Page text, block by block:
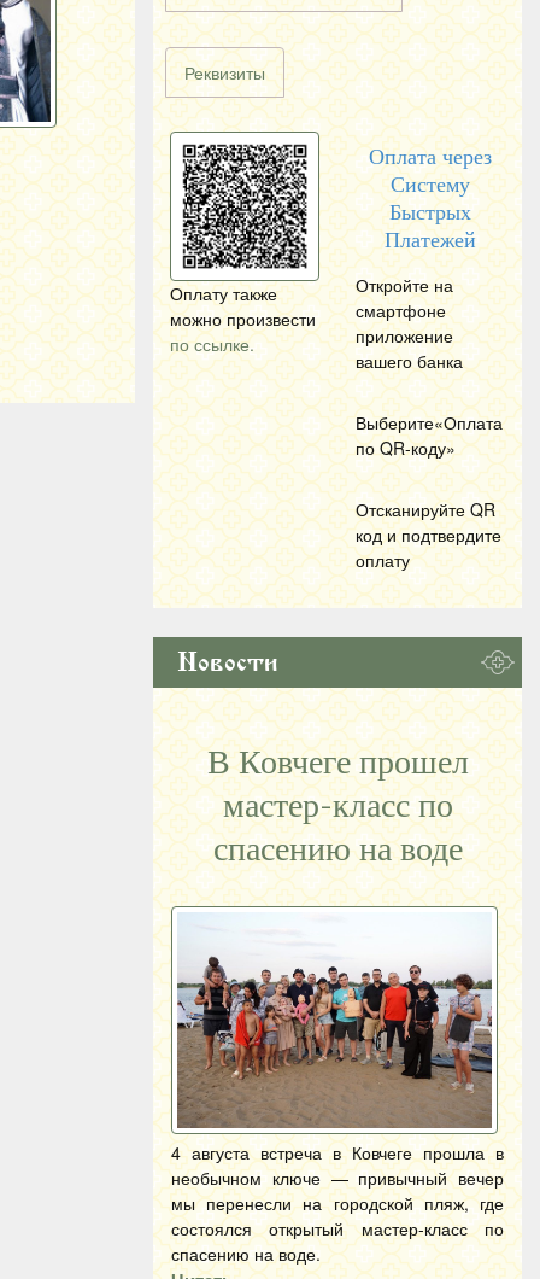
Реквизиты
Оплату также
можно произвести
по ссылке.
Оплата через
Систему
Быстрых
Платежей
Откройте на
смартфоне
приложение
вашего банка
Выберите«Оплата
по QR-коду»
Отсканируйте QR
код и подтвердите
оплату
Новости
В Ковчеге прошел
мастер-класс по
спасению на воде
4 августа встреча в Ковчеге прошла в
необычном ключе — привычный вечер
мы перенесли на городской пляж, где
состоялся открытый мастер-класс по
спасению на воде.